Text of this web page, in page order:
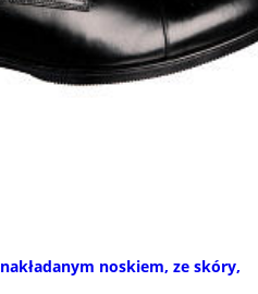
noskiem, ze skóry,